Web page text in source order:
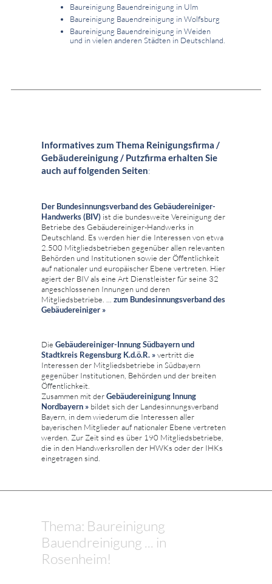
Baureinigung Bauendreinigung in Ulm
Baureinigung Bauendreinigung in Wolfsburg
Baureinigung Bauendreinigung in Weiden
und in vielen anderen Städten in Deutschland.
Informatives zum Thema Reinigungsfirma /
Gebäudereinigung / Putzfirma erhalten Sie
auch auf folgenden Seiten:
Der Bundesinnungsverband des Gebäudereiniger-
Handwerks (BIV) ist die bundesweite Vereinigung der
Betriebe des Gebäudereiniger-Handwerks in
Deutschland. Es werden hier die Interessen von etwa
2.500 Mitgliedsbetrieben gegenüber allen relevanten
Behörden und Institutionen sowie der Öffentlichkeit
auf nationaler und europäischer Ebene vertreten. Hier
agiert der BIV als eine Art Dienstleister für seine 32
angeschlossenen Innungen und deren
Mitgliedsbetriebe. ... zum Bundesinnungsverband des
Gebäudereiniger »
Die Gebäudereiniger-Innung Südbayern und
Stadtkreis Regensburg K.d.ö.R. »vertritt die
Interessen der Mitgliedsbetriebe in Südbayern
gegenüber Institutionen, Behörden und der breiten
Öffentlichkeit.
Zusammen mit derGebäudereinigung Innung
Nordbayern » bildet sich der Landesinnungsverband
Bayern, in dem wiederum die Interessen aller
bayerischen Mitglieder auf nationaler Ebene vertreten
werden. Zur Zeit sind es über 190 Mitgliedsbetriebe,
die in den Handwerksrollen der HWKs oder der IHKs
eingetragen sind.
Thema: Baureinigung
Bauendreinigung ... in
Rosenheim!